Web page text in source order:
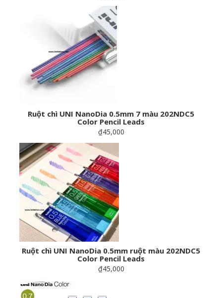
Ruột chì UNI NanoDia 0.5mm 7 màu 202NDC5
Color Pencil Leads
₫45,000
Ruột chì UNI NanoDia 0.5mm ruột màu 202NDC5
Color Pencil Leads
₫45,000